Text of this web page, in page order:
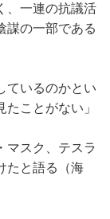
、一連の抗議活
謀の一部である
ているのかとい
ことがない」
マスク、テスラ
たと語る（海